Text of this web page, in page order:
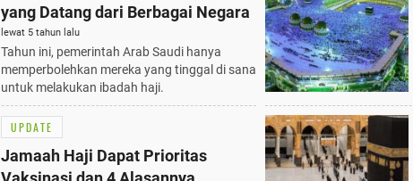
yang Datang dari Berbagai Negara
lewat 5 tahun lalu
Tahun ini, pemerintah Arab Saudi hanya
memperbolehkan mereka yang tinggal di sana
untuk melakukan ibadah haji.
UPDATE
Jamaah Haji Dapat Prioritas